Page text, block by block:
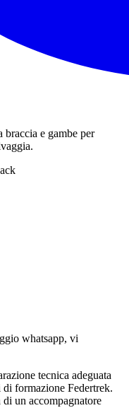
braccia e gambe per
whatsapp, vi
tecnica adeguata
di formazione Federtrek.
di un accompagnatore